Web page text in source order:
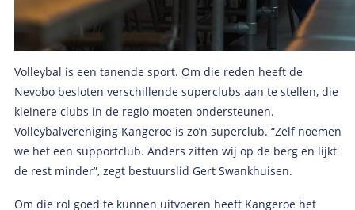
Volleybal is een tanende sport. Om die reden heeft de
Nevobo besloten verschillende superclubs aan te stellen, die
kleinere clubs in de regio moeten ondersteunen.
Volleybalvereniging Kangeroe is zo’n superclub. “Zelf noemen
we het een supportclub. Anders zitten wij op de berg en lijkt
de rest minder”, zegt bestuurslid Gert Swankhuisen.
Om die rol goed te kunnen uitvoeren heeft Kangeroe het